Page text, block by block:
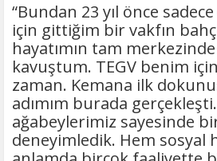
“Bundan 23 yıl önce
için gittiğim bir vakfın
hayatımın tam
kavuştum. TEGV benim
zaman. Kemana ilk
adımım burada
ağabeylerimiz sayesinde
deneyimledik. Hem sosyal